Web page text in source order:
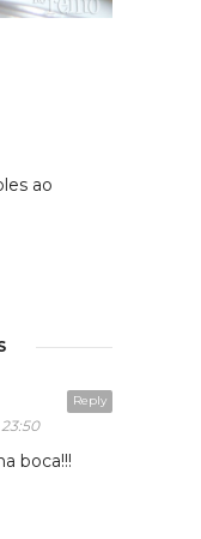
ao
Reply
boca!!!